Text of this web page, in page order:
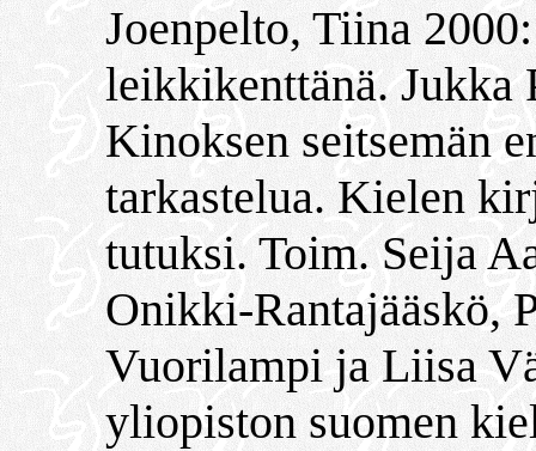
Joenpelto, Tiina
leikkikenttänä. Jukka
Kinoksen seitsemän
tarkastelua. Kielen
tutuksi. Toim. Seija
Onikki-Rantajääskö,
Vuorilampi ja Liisa
yliopiston suomen